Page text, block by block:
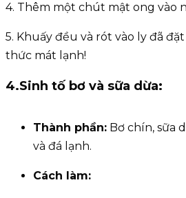
4. Thêm một chút mật ong vào
5. Khuấy đều và rót vào ly đã
thức mát lạnh!
4.Sinh tố bơ và sữa dừa:
Thành phần: Bơ chín, sữa
và đá lạnh.
Cách làm: